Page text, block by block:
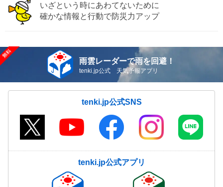
いざという時にあわてないために
確かな情報と行動で防災力アップ
雨雲レーダーで雨を回避！
tenki.jp公式 天気予報アプリ
tenki.jp公式SNS
tenki.jp公式アプリ